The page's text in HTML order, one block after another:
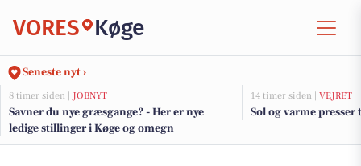
VORES Køge
Seneste nyt ›
8 timer siden | JOBNYT
Savner du nye græsgange? - Her er nye
ledige stillinger i Køge og omegn
14 timer siden | VEJRET
Sol og varme